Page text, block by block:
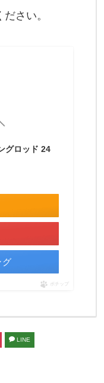
さい。
グロッド 24
グ
ポチップ
LINE